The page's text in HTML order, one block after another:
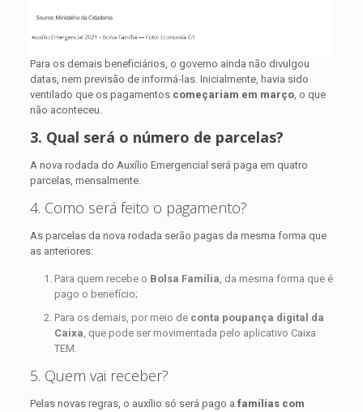
Para os demais beneficiários, o governo ainda não divulgou
datas, nem previsão de informá-las. Inicialmente, havia sido
ventilado que os pagamentos começariam em março, o que
não aconteceu.
3. Qual será o número de parcelas?
A nova rodada do Auxílio Emergencial será paga em quatro
parcelas, mensalmente.
4. Como será feito o pagamento?
As parcelas da nova rodada serão pagas da mesma forma que
as anteriores:
Para quem recebe o Bolsa Família, da mesma forma que é
pago o benefício;
Para os demais, por meio de conta poupança digital da
Caixa, que pode ser movimentada pelo aplicativo Caixa
TEM.
5. Quem vai receber?
Pelas novas regras, o auxílio só será pago a famílias com